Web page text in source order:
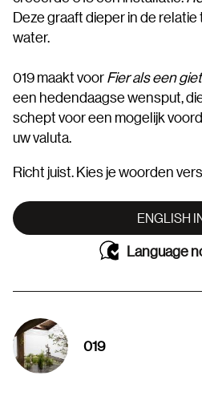
Deze graaft dieper in de
water.
019 maakt voorFier als een
een hedendaagse wensput,
schept voor een mogelijk
uw valuta.
Richt juist. Kies je woorden
ENGLISH
Language
019